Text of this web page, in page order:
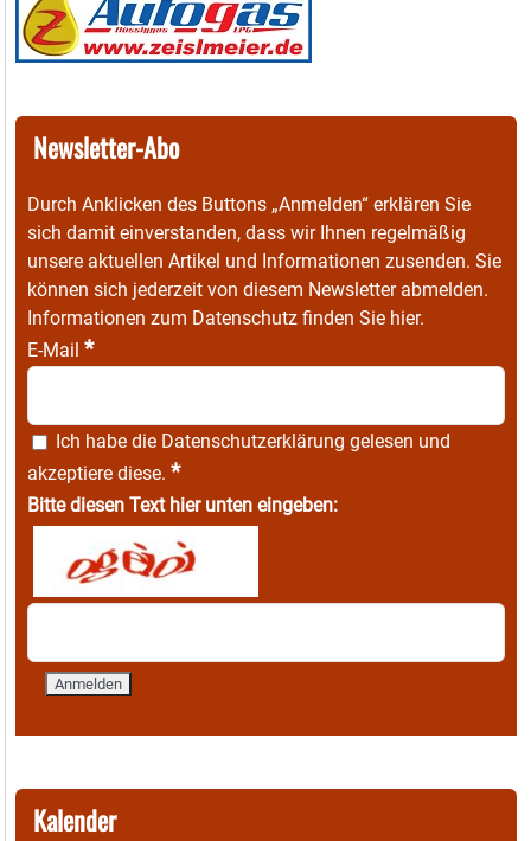
Newsletter-Abo
Durch Anklicken des Buttons „Anmelden“ erklären Sie
sich damit einverstanden, dass wir Ihnen regelmäßig
unsere aktuellen Artikel und Informationen zusenden. Sie
können sich jederzeit von diesem Newsletter abmelden.
Informationen zum Datenschutz finden Sie hier.
E-Mail *
Ich habe die Datenschutzerklärung gelesen und
akzeptiere diese. *
Bitte diesen Text hier unten eingeben:
Kalender